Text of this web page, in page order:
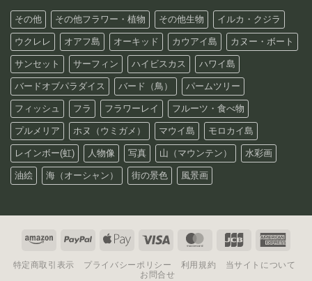
その他 その他フラワー・植物 その他生物 イルカ・クジラ
ウクレレ オアフ島 オーキッド カウアイ島 カヌー・ボート
サンセット サーフィン ハイビスカス ハワイ島
バードオブパラダイス バード（鳥） パームツリー
フィッシュ フラ フラワーレイ フルーツ・食べ物
プルメリア ホヌ（ウミガメ） マウイ島 モロカイ島
レインボー(虹) 人物像 写真 山（マウンテン） 水彩画
油絵 海（オーシャン） 街の景色 風景画
Amazon PayPal
Apple
Visa MasterCardJCB
特定商取引表示 プライバシーポリシー 利用規約
当サイトについて
お問合せ